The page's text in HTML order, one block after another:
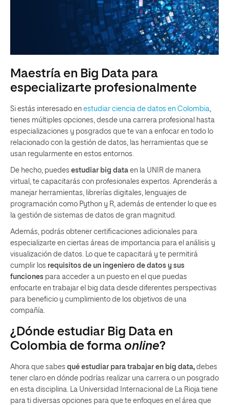
Maestría en Big Data para
especializarte profesionalmente
Si estás interesado en estudiar ciencia de datos en Colombia
tienes múltiples opciones, desde una carrera profesional hasta
especializaciones y posgrados que te van a enfocar en todo lo
relacionado con la gestión de datos, las herramientas que se
usan regularmente en estos entornos.
De hecho, puedes estudiar big data en la UNIR de manera
virtual, te capacitarás con profesionales expertos. Aprenderás a
manejar herramientas, librerías digitales, lenguajes de
programación como Python y R, además de entender lo que es
la gestión de sistemas de datos de gran magnitud.
Además, podrás obtener certificaciones adicionales para
especializarte en ciertas áreas de importancia para el análisis y
visualización de datos. Lo que te capacitará y te permitirá
cumplir los requisitos de un ingeniero de datos y sus
funciones para acceder a un puesto en el que puedas
enfocarte en trabajar el big data desde diferentes perspectivas
para beneficio y cumplimiento de los objetivos de una
compañía.
¿Dónde estudiar Big Data en
Colombia de forma online?
Ahora que sabes qué estudiar para trabajar en big data, debes
tener claro en dónde podrías realizar una carrera o un posgrado
en esta disciplina. La Universidad Internacional de La Rioja tiene
para ti diversas opciones para que te enfoques en el área que